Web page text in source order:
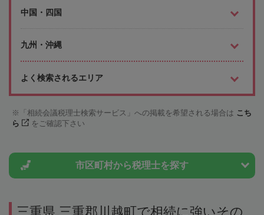
中国・四国
九州・沖縄
よく検索されるエリア
「相続会議税理士検索サービス」への掲載を希望される場合は こち
ら
をご確認下さい
市区町村から税理士を探す
三重県 三重郡川越町で相続に強いその